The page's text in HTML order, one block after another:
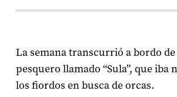
La semana transcurrió a bordo
pesquero llamado “Sula”, que iba
los fiordos en busca de orcas.